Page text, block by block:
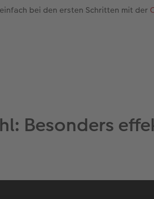
bei den ersten Schritten mit der
Besonders